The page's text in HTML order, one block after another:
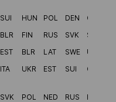
SUI HUN POL DEN
GER
BLR FIN RUS SVK
SUI
EST BLR LAT SWE
UKR
ITA UKR EST SUI GEO
SVK POL NED RUS
ITA